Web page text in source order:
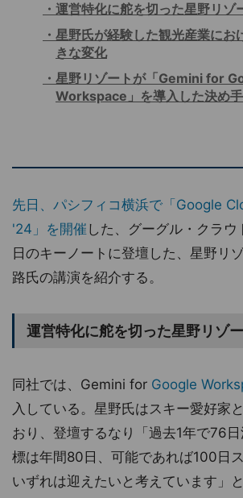
運営特化に舵を切った星野リゾ
星野氏が経験した観光産業にお
きな変化
星野リゾートが「Gemini for
Workspace」を導入した決め手
先日、パシフィコ横浜で「Google
'24」を開催 した、グーグル・クラ
日のキーノートに登壇した、星野リ
路氏の講演を紹介する。
運営特化に舵を切った星野リゾ
同社では、Gemini for Google
入している。星野氏はスキー愛好家
おり、登壇するなり「過去1年で76
標は年間80日、可能であれば100日
いずれは迎えたいと考えています」と